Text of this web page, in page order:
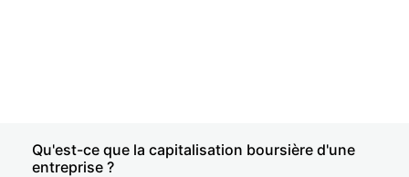
Qu'est-ce que la capitalisation boursière d'une
entreprise ?